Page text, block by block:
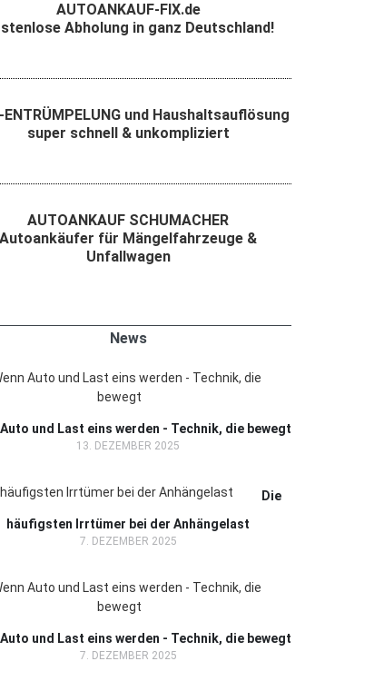
AUTOANKAUF-FIX.de
Abholung in ganz Deutschland!
ENTRÜMPELUNG und Haushaltsauflösung
super schnell & unkompliziert
AUTOANKAUF SCHUMACHER
Autoankäufer für Mängelfahrzeuge &
Unfallwagen
News
Auto und Last eins werden - Technik, die bewegt
13. DEZEMBER 2025
Die
häufigsten Irrtümer bei der Anhängelast
7. DEZEMBER 2025
Auto und Last eins werden - Technik, die bewegt
7. DEZEMBER 2025